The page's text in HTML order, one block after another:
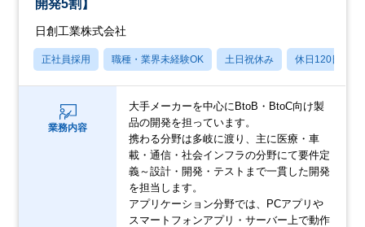
開発5割】
日創工業株式会社
正社員採用 職種・業界未経験OK 土日祝休み 休日120日以上
業務内容
大手メーカーを中心にBtoB・BtoC向け製
品の開発を担っています。
携わる分野は多岐に渡り、主に医療・車
載・通信・社会インフラの分野にて要件定
義～設計・開発・テストまで一貫した開発
を担当します。
アプリケーション分野では、PCアプリや
スマートフォンアプリ・サーバー上で動作